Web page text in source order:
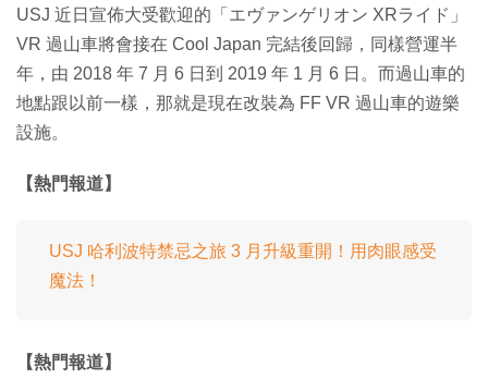
USJ 近日宣佈大受歡迎的「エヴァンゲリオン XRライド」
VR 過山車將會接在 Cool Japan 完結後回歸，同樣營運半
年，由 2018 年 7 月 6 日到 2019 年 1 月 6 日。而過山車的
地點跟以前一樣，那就是現在改裝為 FF VR 過山車的遊樂
設施。
【熱門報道】
USJ 哈利波特禁忌之旅 3 月升級重開！用肉眼感受
魔法！
【熱門報道】